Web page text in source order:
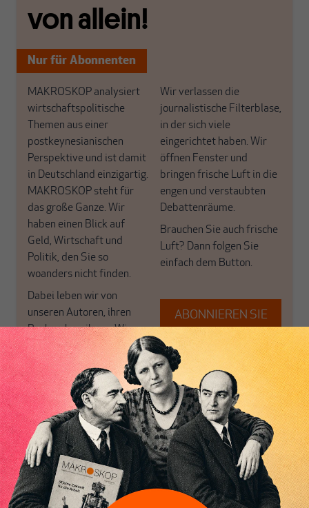
von allein!
Nur für Abonnenten
MAKROSKOP analysiert
wirtschaftspolitische
Themen aus einer
postkeynesianischen
Perspektive und ist damit
in Deutschland einzigartig.
MAKROSKOP steht für
das große Ganze. Wir
haben einen Blick auf
Geld, Wirtschaft und
Politik, den Sie so
woanders nicht finden.
Dabei leben wir von
unseren Autoren, ihren
Recherchen, ihrem Wissen
und ihrem Enthusiasmus.
Gemeinsam scheren wir
aus den schmaler
werdenden Leitplanken
des Denkens aus.
Wir verlassen die
journalistische Filterblase,
in der sich viele
eingerichtet haben. Wir
öffnen Fenster und
bringen frische Luft in die
engen und verstaubten
Debattenräume.
Brauchen Sie auch frische
Luft? Dann folgen Sie
einfach dem Button.
ABONNIEREN SIE
MAKROSKOP
Schon Abonnent? Dann
hier
einloggen!